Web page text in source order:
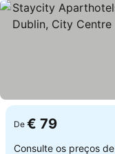
De € 79
Consulte os preços de